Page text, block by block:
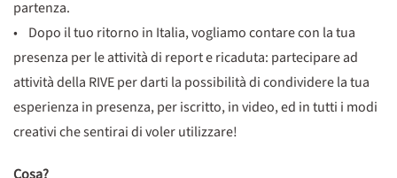
partenza.
• Dopo il tuo ritorno in Italia, vogliamo contare con la tua
presenza per le attività di report e ricaduta: partecipare ad
attività della RIVE per darti la possibilità di condividere la tua
esperienza in presenza, per iscritto, in video, ed in tutti i modi
creativi che sentirai di voler utilizzare!
Cosa?